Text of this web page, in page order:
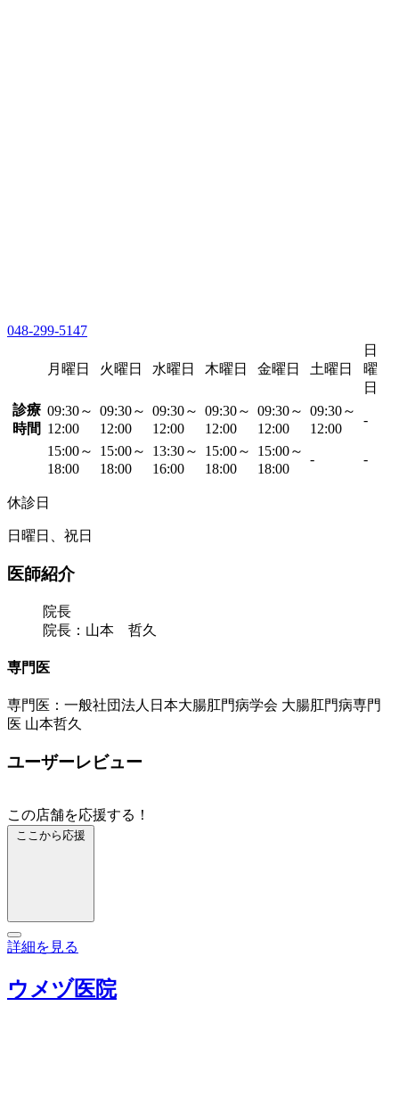
048-299-5147
月曜日 火曜日 水曜日 木曜日 金曜日 土曜日
日
曜
日
診療
時間
09:30～
12:00
09:30～
12:00
09:30～
12:00
09:30～
12:00
09:30～
12:00
09:30～
12:00
-
15:00～
18:00
15:00～
18:00
13:30～
16:00
15:00～
18:00
15:00～
18:00
- -
休診日
日曜日、祝日
医師紹介
院長
院長：山本 哲久
専門医
専門医：一般社団法人日本大腸肛門病学会 大腸肛門病専門
医 山本哲久
ユーザーレビュー
この店舗を応援する！
ここから応援
詳細を見る
ウメヅ医院